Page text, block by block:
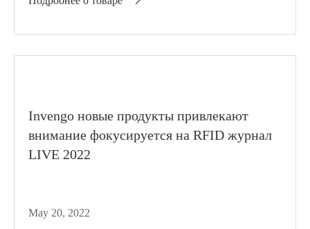
Invengo новые продукты привлекают
внимание фокусируется на RFID журнал
LIVE 2022
May 20, 2022